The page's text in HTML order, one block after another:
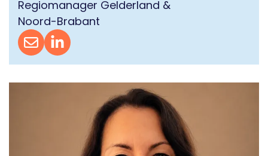
Regiomanager Gelderland &
Noord-Brabant